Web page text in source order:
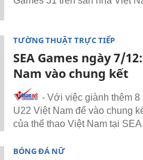
TƯỜNG THUẬT TRỰC TIẾP
SEA Games ngày 7/
Nam vào chung kết
- Với việc giành thêm
U22 Việt Nam để vào chung
của thể thao Việt Nam tại
BÓNG ĐÁ NỮ